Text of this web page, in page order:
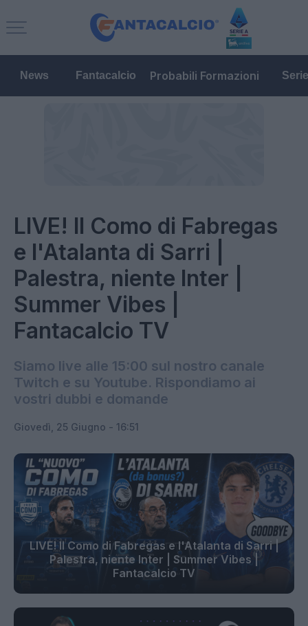
News Fantacalcio Probabili Formazioni
LIVE! Il Como di Fabregas
e l'Atalanta di Sarri |
Palestra, niente Inter |
Summer Vibes |
Fantacalcio TV
Siamo live alle 15:00 sul nostro canale
Twitch e su Youtube. Rispondiamo ai
vostri dubbi e domande
Giovedì, 25 Giugno - 16:51
LIVE! Il Como di Fabregas e l'Atalanta di Sarri |
Palestra, niente Inter | Summer Vibes |
Fantacalcio TV